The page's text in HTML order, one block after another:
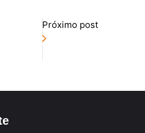
Próximo post